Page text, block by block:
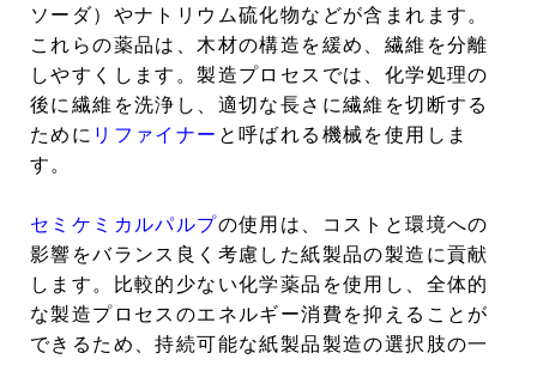
ソーダ）やナトリウム硫化物などが含まれます。
これらの薬品は、木材の構造を緩め、繊維を分離
しやすくします。製造プロセスでは、化学処理の
後に繊維を洗浄し、適切な長さに繊維を切断する
ために リファイナー と呼ばれる機械を使用しま
す。
セミケミカルパルプの使用は、コストと環境への
影響をバランス良く考慮した紙製品の製造に貢献
します。比較的少ない化学薬品を使用し、全体的
な製造プロセスのエネルギー消費を抑えることが
できるため、持続可能な紙製品製造の選択肢の一